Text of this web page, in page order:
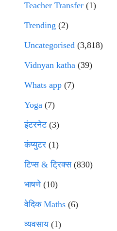
Teacher Transfer (1)
Trending (2)
Uncategorised (3,818)
Vidnyan katha (39)
Whats app (7)
Yoga (7)
इंटरनेट(3)
कंप्युटर (1)
टिप्स & ट्रिक्स(830)
भाषणे(10)
वेदिक Maths (6)
व्यवसाय(1)